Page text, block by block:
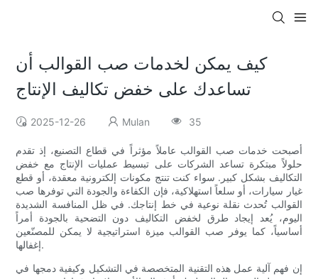
كيف يمكن لخدمات صب القوالب أن
تساعدك على خفض تكاليف الإنتاج
2025-12-26 Mulan 35
أصبحت خدمات صب القوالب عاملاً مؤثراً في قطاع التصنيع، إذ تقدم
حلولاً مبتكرة تساعد الشركات على تبسيط عمليات الإنتاج مع خفض
التكاليف بشكل كبير. سواء كنت تنتج مكونات إلكترونية معقدة، أو قطع
غيار سيارات، أو سلعاً استهلاكية، فإن الكفاءة والجودة التي توفرها صب
القوالب تُحدث نقلة نوعية في خط إنتاجك. في ظل المنافسة الشديدة
اليوم، يُعد إيجاد طرق لخفض التكاليف دون التضحية بالجودة أمراً
أساسياً، كما يوفر صب القوالب ميزة استراتيجية لا يمكن للمصنّعين
إغفالها.
إن فهم آلية عمل هذه التقنية المتخصصة في التشكيل وكيفية دمجها في